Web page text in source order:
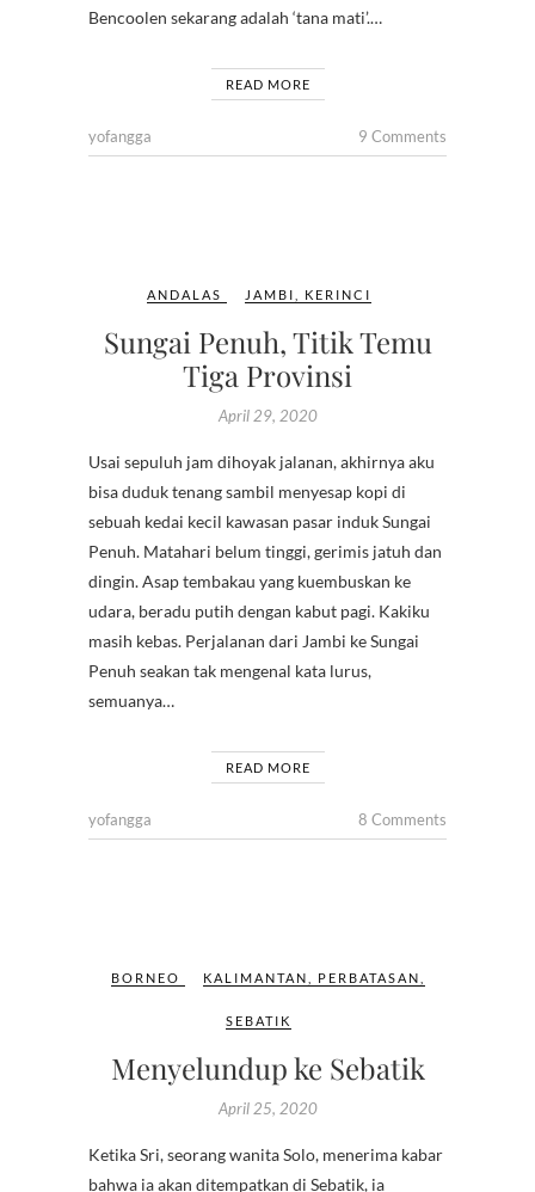
Bencoolen sekarang adalah ‘tana mati’.…
READ MORE
yofangga 9 Comments
ANDALAS JAMBI KERINCI
Sungai Penuh, Titik Temu
Tiga Provinsi
April 29, 2020
Usai sepuluh jam dihoyak jalanan, akhirnya aku
bisa duduk tenang sambil menyesap kopi di
sebuah kedai kecil kawasan pasar induk Sungai
Penuh. Matahari belum tinggi, gerimis jatuh dan
dingin. Asap tembakau yang kuembuskan ke
udara, beradu putih dengan kabut pagi. Kakiku
masih kebas. Perjalanan dari Jambi ke Sungai
Penuh seakan tak mengenal kata lurus,
semuanya…
READ MORE
yofangga 8 Comments
BORNEO KALIMANTAN PERBATASAN
SEBATIK
Menyelundup ke Sebatik
April 25, 2020
Ketika Sri, seorang wanita Solo, menerima kabar
bahwa ia akan ditempatkan di Sebatik, ia